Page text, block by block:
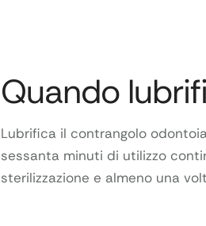
Quando
Lubrifica il contrangolo
sessanta minuti di utilizzo
sterilizzazione e almeno una